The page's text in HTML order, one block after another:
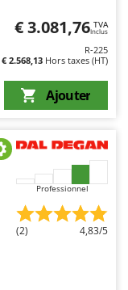
€ 3.081,76 TVA
Inclus
R-225
€ 2.568,13 Hors taxes (HT)
Ajouter
Professionnel
(2) 4,83/5